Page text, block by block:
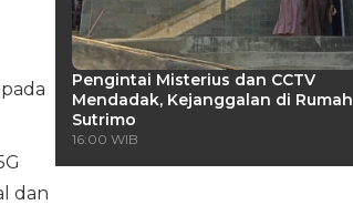
dan
Pengintai Misterius dan CCTV
Mendadak, Kejanggalan di Rumah
Sutrimo
16:00 WIB